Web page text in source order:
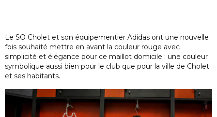
Le SO Cholet et son équipementier Adidas ont une nouvelle
fois souhaité mettre en avant la couleur rouge avec
simplicité et élégance pour ce maillot domicile : une couleur
symbolique aussi bien pour le club que pour la ville de Cholet
et ses habitants.